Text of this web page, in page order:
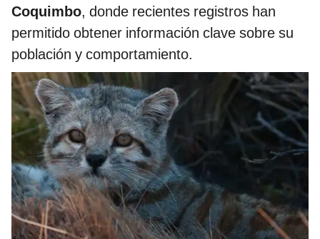
Coquimbo, donde recientes registros han
permitido obtener información clave sobre su
población y comportamiento.